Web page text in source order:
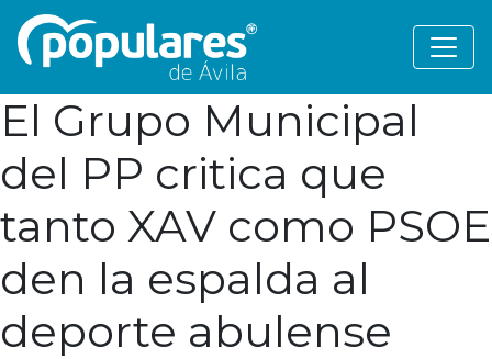
El Grupo Municipal
del PP critica que
tanto XAV como PSOE
den la espalda al
deporte abulense